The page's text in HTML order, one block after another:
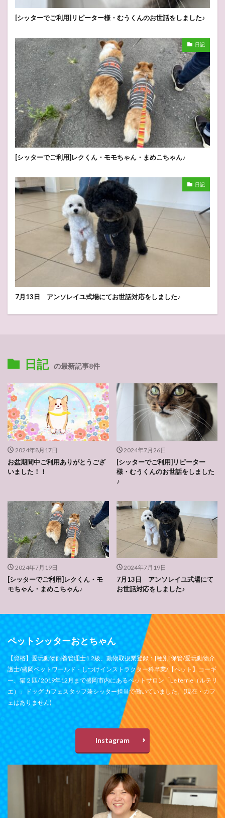
[シッターでご利用]リピーター様・むうくんのお世話をしました♪
日記
[シッターでご利用]レクくん・モモちゃん・まめこちゃん♪
日記
7月13日 アンソレイユ式場にてお世話対応をしました♪
日記 の最新記事8件
2024年8月17日
お盆期間中ご利用ありがとうござ
いました！！
2024年7月26日
[シッターでご利用]リピーター
様・むうくんのお世話をしました
♪
2024年7月19日
[シッターでご利用]レクくん・モ
モちゃん・まめこちゃん♪
2024年7月19日
7月13日 アンソレイユ式場にて
お世話対応をしました♪
ペットシッターおとちゃん
【資格】愛玩動物飼養管理士1.2級、動物取扱業登録：[種別]保管/愛玩動物介
護士/盛岡ペットワールド・しつけインストラクター科卒業/【ペット】コーギ
ー、猫２匹/ 2019年12月まで盛岡市内にあるペットサロン「Le terrie（ルテリ
エ）」ドッグ カフェスタッフ兼シッター担当で働いていました。(現在・カフ
ェはありません)
Instagram